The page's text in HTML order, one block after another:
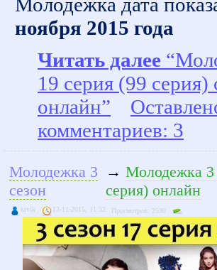
Молодежка дата
ноября 2015 года
Читать далее
19 серия (99 серия)
онлайн”
комментариев: 3
Молодежка 3
сезон
→ Молодежка 3
серия) онлайн
kivik 13-11-2015, 11:32 Просмотров: 2530